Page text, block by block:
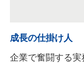
成長の仕掛け人
企業で奮闘する